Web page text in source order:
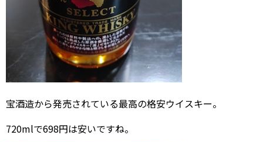
宝酒造から発売されている最高の格安ウイスキー。
720mlで698円は安いですね。